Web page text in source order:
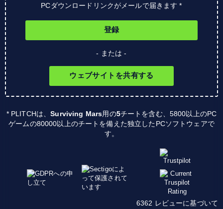
PCダウンロードリンクがメールで届きます *
登録
- または -
ウェブサイトを共有する
* PLITCHは、Surviving Mars用の5チートを含む、5800以上のPC
ゲームの80000以上のチートを備えた独立したPCソフトウェアで
す。
6362 レビューに基づいて